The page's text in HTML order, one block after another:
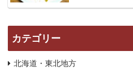
カテゴリー
北海道・東北地方